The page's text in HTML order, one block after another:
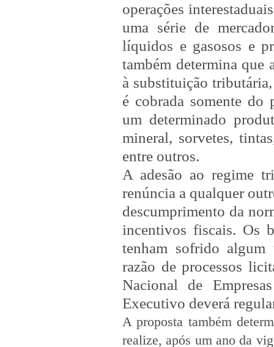
operações
uma série de
líquidos e gasosos e
também determina que
à substituição
é cobrada somente
um determinado
mineral, sorvetes,
entre outros.
A adesão ao regime
renúncia a qualquer
descumprimento da
incentivos fiscais. Os
tenham sofrido
razão de processos
Nacional de
Executivo deverá
A proposta também
realize, após um ano da